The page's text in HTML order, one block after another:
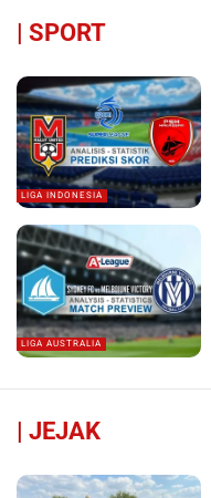
| SPORT
LIGA INDONESIA
LIGA AUSTRALIA
| JEJAK